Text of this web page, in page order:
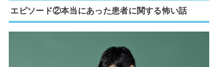
エピソード②本当にあった患者に関する怖い話